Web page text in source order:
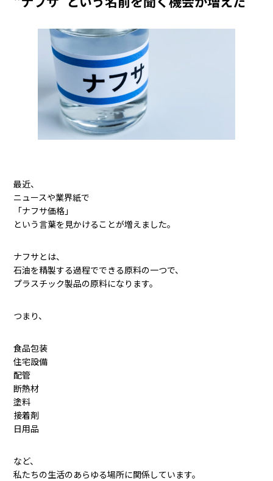
最近、
ニュースや業界紙で
「ナフサ価格」
という言葉を見かけることが増えました。
ナフサとは、
石油を精製する過程でできる原料の一つで、
プラスチック製品の原料になります。
つまり、
食品包装
住宅設備
配管
断熱材
塗料
接着剤
日用品
など、
私たちの生活のあらゆる場所に関係しています。